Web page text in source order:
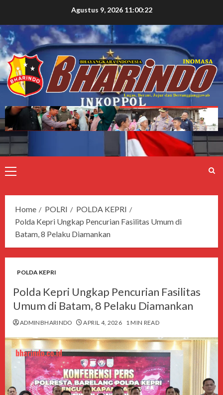
Agustus 9, 2026 11:00:23
Home POLRI
POLDA KEPRI
Polda Kepri Ungkap Pencurian Fasilitas Umum di
Batam, 8 Pelaku Diamankan
POLDA KEPRI
Polda Kepri Ungkap Pencurian Fasilitas
Umum di Batam, 8 Pelaku Diamankan
ADMINBHARINDO APRIL 4, 2026 1 MIN READ